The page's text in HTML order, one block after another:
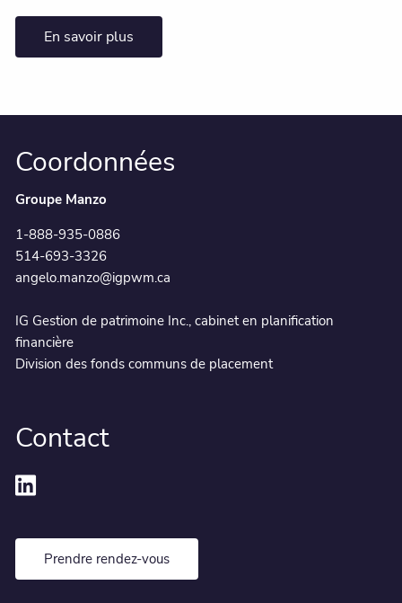
En savoir plus
Coordonnées
Groupe Manzo
1-888-935-0886
514-693-3326
angelo.manzo@igpwm.ca
IG Gestion de patrimoine Inc., cabinet en planification
financière
Division des fonds communs de placement
Contact
Prendre rendez-vous